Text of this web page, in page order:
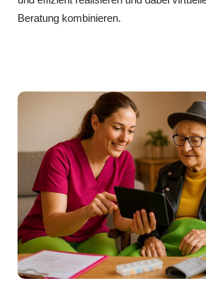
Beratung kombinieren.